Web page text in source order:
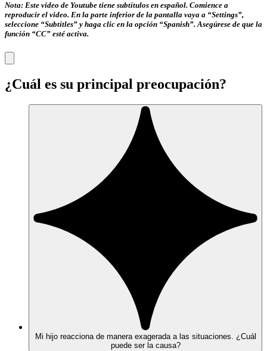
Nota: Este video de Youtube tiene subtítulos en español. Comience a
reproducir el video. En la parte inferior de la pantalla vaya a “Settings”,
seleccione “Subtitles” y haga clic en la opción “Spanish”. Asegúrese de que la
función “CC” esté activa.
¿Cuál es su principal preocupación?
Mi hijo reacciona de manera exagerada a las situaciones. ¿Cuál
puede ser la causa?